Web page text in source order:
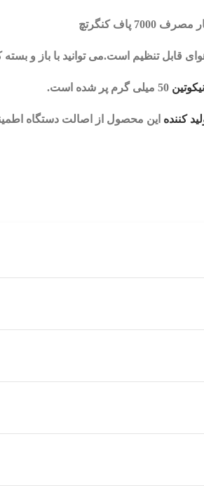
قابل تنظیم است.می توانید با باز و
کننده این محصول از اصالت دستگاه